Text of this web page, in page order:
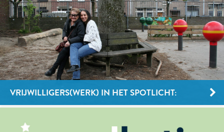
VRIJWILLIGERS(WERK) IN HET SPOTLICHT: